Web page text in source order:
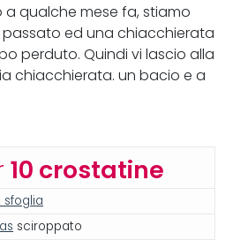
qualche mese fa, stiamo
ed una chiacchierata
perduto. Quindi vi lascio alla
chiacchierata. un bacio e a
10 crostatine
sfoglia
sciroppato